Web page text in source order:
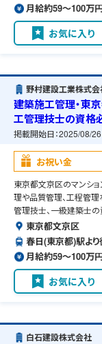
月給約59〜100万円
お気に入り
野村建設工業株式会
建築施工管理・東
工管理技士の資格
能
掲載開始日：2025/08/26
お祝い金
東京都文京区のマンシ
理や品質管理、工程管
管理技士、一級建築士の
東京都文京区
春日(東京都)駅よ
月給約59〜100万円
お気に入り
白石建設株式会社